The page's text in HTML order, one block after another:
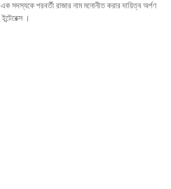
সদস্যকে পরবর্তী রাজার নাম মনোনীত করার দায়িত্ব অর্পণ
।